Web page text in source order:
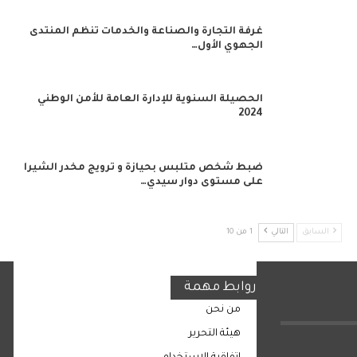
غرفة التجارة والصناعة والخدمات تنظم المنتدى
الجهوي الأول…
الحصيلة السنوية للإدارة العامة للأمن الوطني
2024
ضبط شخص متلبس بحيازة و ترويج مخدر الشيرا
على مستوى دوار سيدي…
السابق التالي 1 من 10
روابط مهمة
من نحن
هيئة التحرير